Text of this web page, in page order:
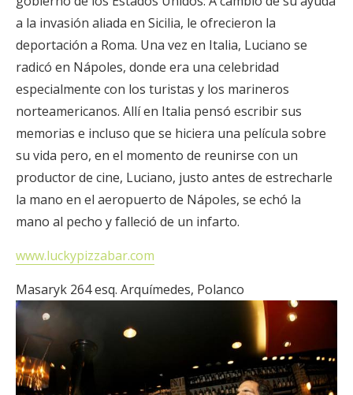
a la invasión aliada en Sicilia, le ofrecieron la
deportación a Roma. Una vez en Italia, Luciano se
radicó en Nápoles, donde era una celebridad
especialmente con los turistas y los marineros
norteamericanos. Allí en Italia pensó escribir sus
memorias e incluso que se hiciera una película sobre
su vida pero, en el momento de reunirse con un
productor de cine, Luciano, justo antes de estrecharle
la mano en el aeropuerto de Nápoles, se echó la
mano al pecho y falleció de un infarto.
www.luckypizzabar.com
Masaryk 264 esq. Arquímedes, Polanco